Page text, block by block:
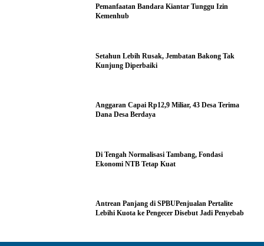
Pemanfaatan Bandara Kiantar Tunggu Izin
Kemenhub
Setahun Lebih Rusak, Jembatan Bakong Tak
Kunjung Diperbaiki
Anggaran Capai Rp12,9 Miliar, 43 Desa Terima
Dana Desa Berdaya
Di Tengah Normalisasi Tambang, Fondasi
Ekonomi NTB Tetap Kuat
Antrean Panjang di SPBUPenjualan Pertalite
Lebihi Kuota ke Pengecer Disebut Jadi Penyebab